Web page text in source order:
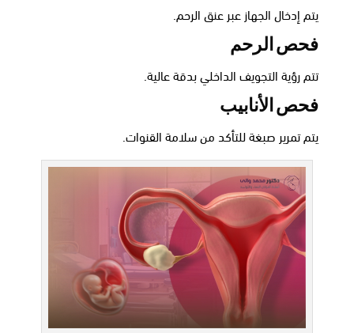
يتم إدخال الجهاز عبر عنق الرحم.
فحص الرحم
تتم رؤية التجويف الداخلي بدقة عالية.
فحص الأنابيب
يتم تمرير صبغة للتأكد من سلامة القنوات.